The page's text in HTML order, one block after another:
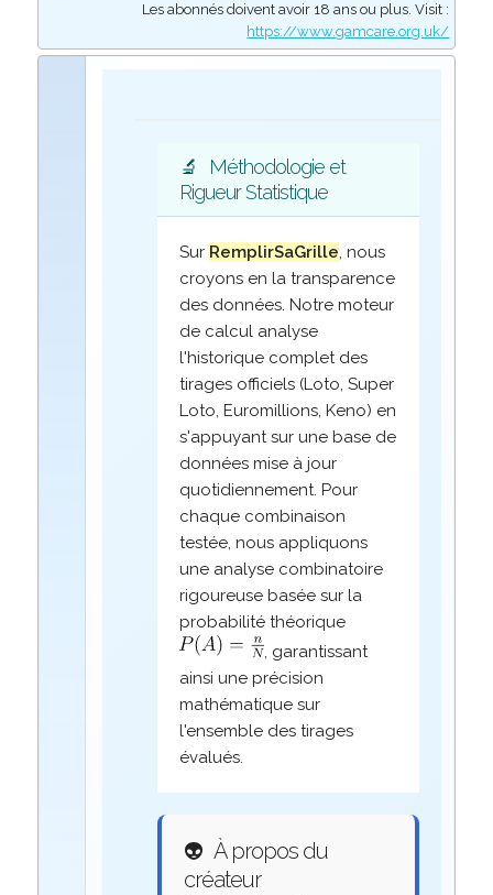
Les abonnés doivent avoir 18 ans ou plus. Visit :
https://www.gamcare.org.uk/
🔬
Méthodologie et
Rigueur Statistique
Sur RemplirSaGrille, nous
croyons en la transparence
des données. Notre moteur
de calcul analyse
l'historique complet des
tirages officiels (Loto, Super
Loto, Euromillions, Keno) en
s'appuyant sur une base de
données mise à jour
quotidiennement. Pour
chaque combinaison
testée, nous appliquons
une analyse combinatoire
rigoureuse basée sur la
probabilité théorique
, garantissant
ainsi une précision
mathématique sur
l'ensemble des tirages
évalués.
👽 À propos du
créateur